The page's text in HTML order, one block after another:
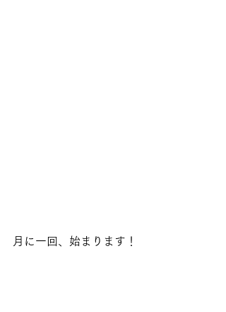
月に一回、始まります！